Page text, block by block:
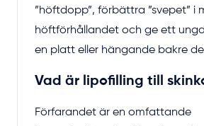
”höftdopp”, förbättra ”svepet” i
höftförhållandet och ge ett
en platt eller hängande bakre
Vad är lipofilling till
Förfarandet är en omfattande